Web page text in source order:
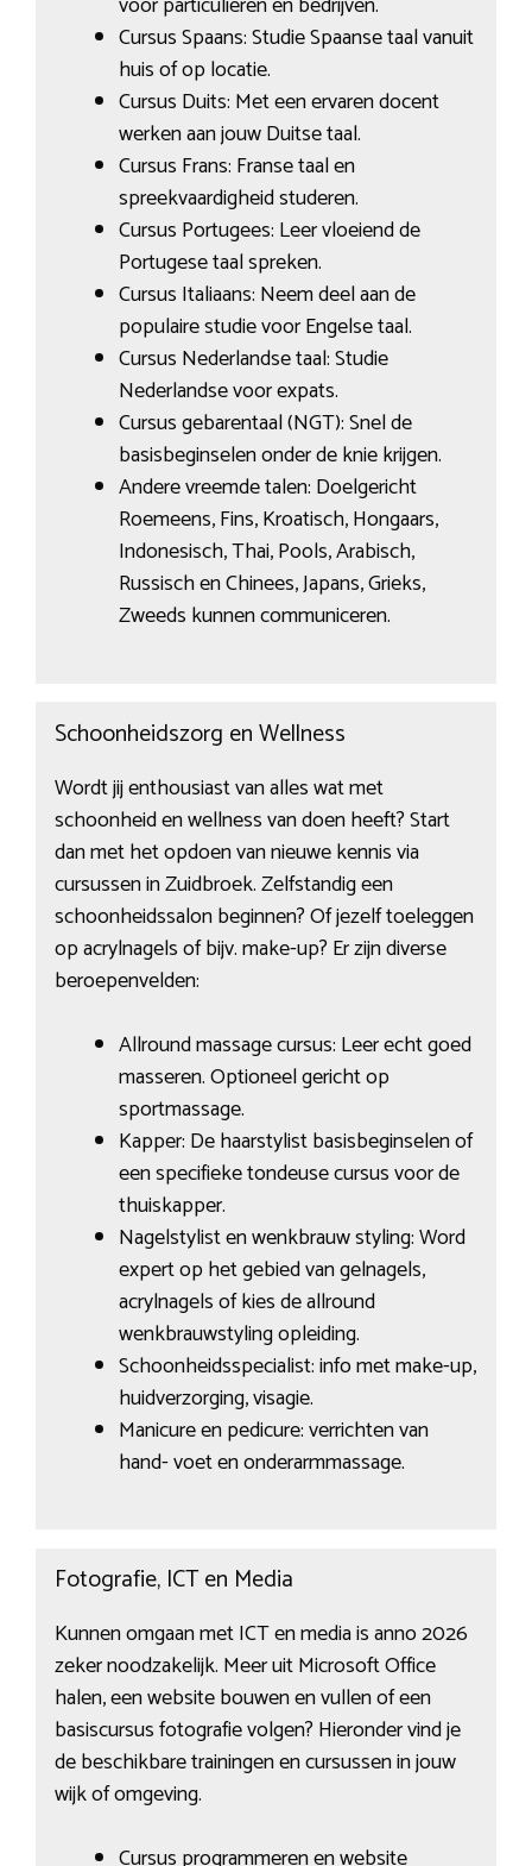
Cursus Spaans: Studie Spaanse taal vanuit
huis of op locatie.
Cursus Duits: Met een ervaren docent
werken aan jouw Duitse taal.
Cursus Frans: Franse taal en
spreekvaardigheid studeren.
Cursus Portugees: Leer vloeiend de
Portugese taal spreken.
Cursus Italiaans: Neem deel aan de
populaire studie voor Engelse taal.
Cursus Nederlandse taal: Studie
Nederlandse voor expats.
Cursus gebarentaal (NGT): Snel de
basisbeginselen onder de knie krijgen.
Andere vreemde talen: Doelgericht
Roemeens, Fins, Kroatisch, Hongaars,
Indonesisch, Thai, Pools, Arabisch,
Russisch en Chinees, Japans, Grieks,
Zweeds kunnen communiceren.
Schoonheidszorg en Wellness
Wordt jij enthousiast van alles wat met
schoonheid en wellness van doen heeft? Start
dan met het opdoen van nieuwe kennis via
cursussen in Zuidbroek. Zelfstandig een
schoonheidssalon beginnen? Of jezelf toeleggen
op acrylnagels of bijv. make-up? Er zijn diverse
beroepenvelden:
Allround massage cursus: Leer echt goed
masseren. Optioneel gericht op
sportmassage.
Kapper: De haarstylist basisbeginselen of
een specifieke tondeuse cursus voor de
thuiskapper.
Nagelstylist en wenkbrauw styling: Word
expert op het gebied van gelnagels,
acrylnagels of kies de allround
wenkbrauwstyling opleiding.
Schoonheidsspecialist: info met make-up,
huidverzorging, visagie.
Manicure en pedicure: verrichten van
hand- voet en onderarmmassage.
Fotografie, ICT en Media
Kunnen omgaan met ICT en media is anno 2026
zeker noodzakelijk. Meer uit Microsoft Office
halen, een website bouwen en vullen of een
basiscursus fotografie volgen? Hieronder vind je
de beschikbare trainingen en cursussen in jouw
wijk of omgeving.